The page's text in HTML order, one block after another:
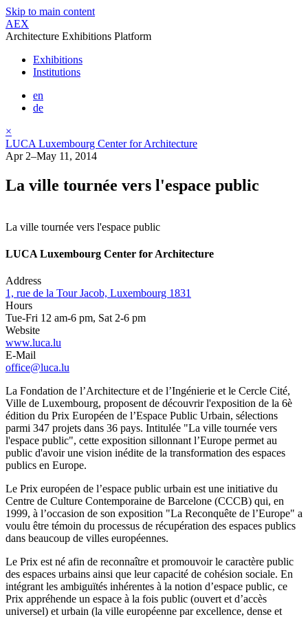
Skip to main content
AEX
Architecture Exhibitions Platform
Exhibitions
Institutions
en
de
×
LUCA Luxembourg Center for Architecture
Apr 2–May 11, 2014
La ville tournée vers l'espace public
La ville tournée vers l'espace public
LUCA Luxembourg Center for Architecture
Address
1, rue de la Tour Jacob, Luxembourg 1831
Hours
Tue-Fri 12 am-6 pm, Sat 2-6 pm
Website
www.luca.lu
E-Mail
office@luca.lu
La Fondation de l’Architecture et de l’Ingénierie et le Cercle Cité,
Ville de Luxembourg, proposent de découvrir l'exposition de la 6è
édition du Prix Européen de l’Espace Public Urbain, sélections
parmi 347 projets dans 36 pays. Intitulée "La ville tournée vers
l'espace public", cette exposition sillonnant l’Europe permet au
public d'avoir une vision inédite de la transformation des espaces
publics en Europe.
Le Prix européen de l’espace public urbain est une initiative du
Centre de Culture Contemporaine de Barcelone (CCCB) qui, en
1999, à l’occasion de son exposition "La Reconquête de l’Europe" a
voulu être témoin du processus de récupération des espaces publics
dans beaucoup de villes européennes.
Le Prix est né afin de reconnaître et promouvoir le caractère public
des espaces urbains ainsi que leur capacité de cohésion sociale. En
intégrant les ambiguïtés inhérentes à la notion d’espace public, ce
Prix appréhende un espace à la fois public (ouvert et d’accès
universel) et urbain (la ville européenne par excellence, dense et